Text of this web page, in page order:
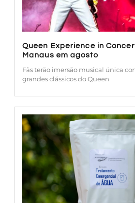
Queen Experience in
Manaus em agosto
Fãs terão imersão musical única
grandes clássicos do Queen